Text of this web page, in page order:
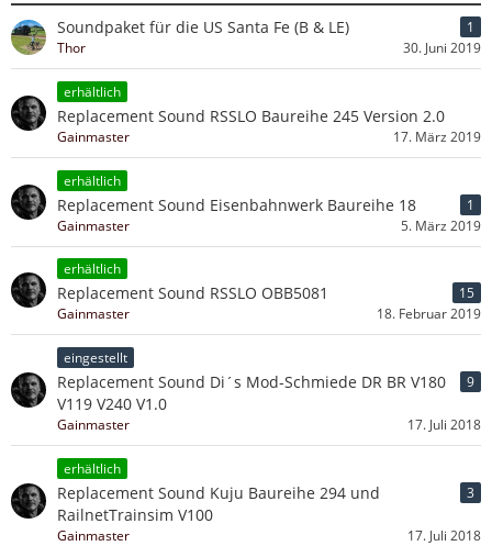
Soundpaket für die US Santa Fe (B & LE)
1
Thor
30. Juni 2019
erhältlich
Replacement Sound RSSLO Baureihe 245 Version 2.0
Gainmaster 17. März 2019
erhältlich
Replacement Sound Eisenbahnwerk Baureihe 18
1
Gainmaster
5. März 2019
erhältlich
Replacement Sound RSSLO OBB5081
15
Gainmaster
18. Februar 2019
eingestellt
Replacement Sound Di´s Mod-Schmiede DR BR V180
V119 V240 V1.0
9
Gainmaster 17. Juli 2018
erhältlich
Replacement Sound Kuju Baureihe 294 und
RailnetTrainsim V100
3
Gainmaster 17. Juli 2018